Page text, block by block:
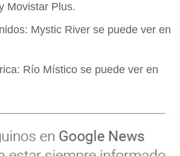
Movistar Plus.
Mystic River se puede ver en
Río Místico se puede ver en